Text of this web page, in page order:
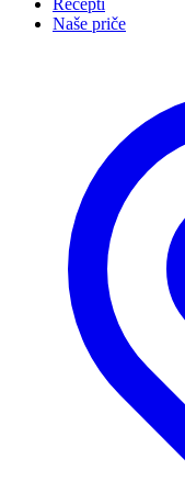
Recepti
Naše priče